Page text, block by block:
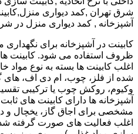
شرق تهران ,کمد دیواری
آشپزخانه , کمد دیواری منزل در
کابینت در آشپزخانه برای نگهداری
ظروف استفاده می شود. کابینت ها
اغلب کابینت ها بسته به نوع مواد
شده از فلز، چوب، ام دی اف،
وکیوم، روکش چوب یا ترکیبی
آشپزخانه ها دارای کابینت های
مشخصی برای اجاق گاز، یخچال و
اغلب فعالیت های صورت گرفته شده